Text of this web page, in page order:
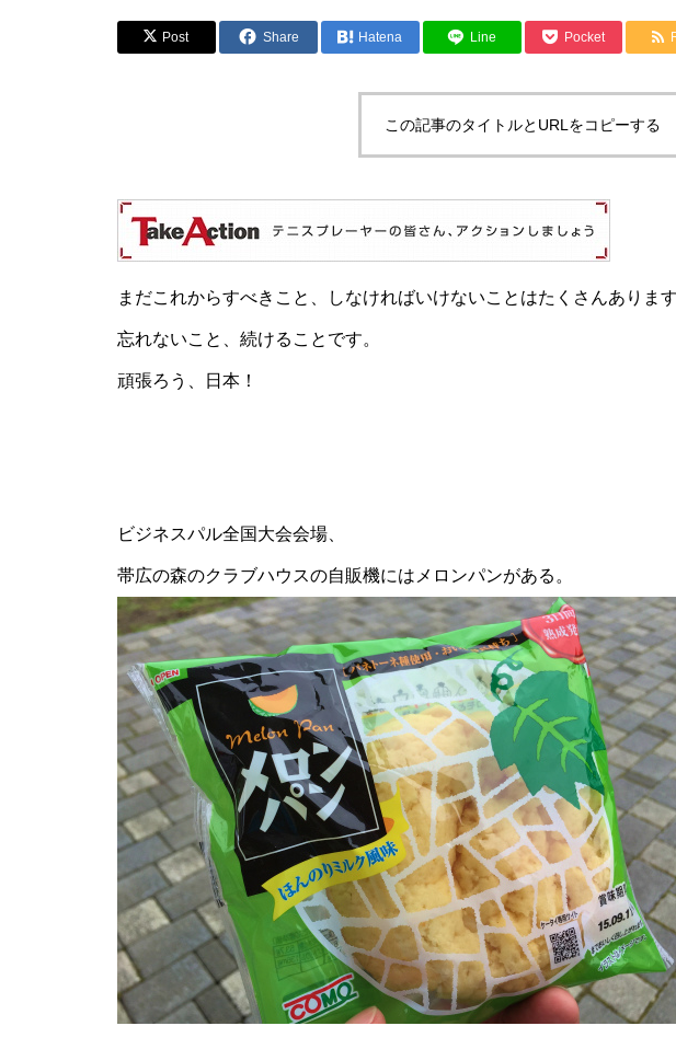
Post Share Hatena Line Pocket
この記事のタイトルとURLをコピーする
まだこれからすべきこと、しなければいけないことはたくさんあります
忘れないこと、続けることです。
頑張ろう、日本！
ビジネスパル全国大会会場、
帯広の森のクラブハウスの自販機にはメロンパンがある。